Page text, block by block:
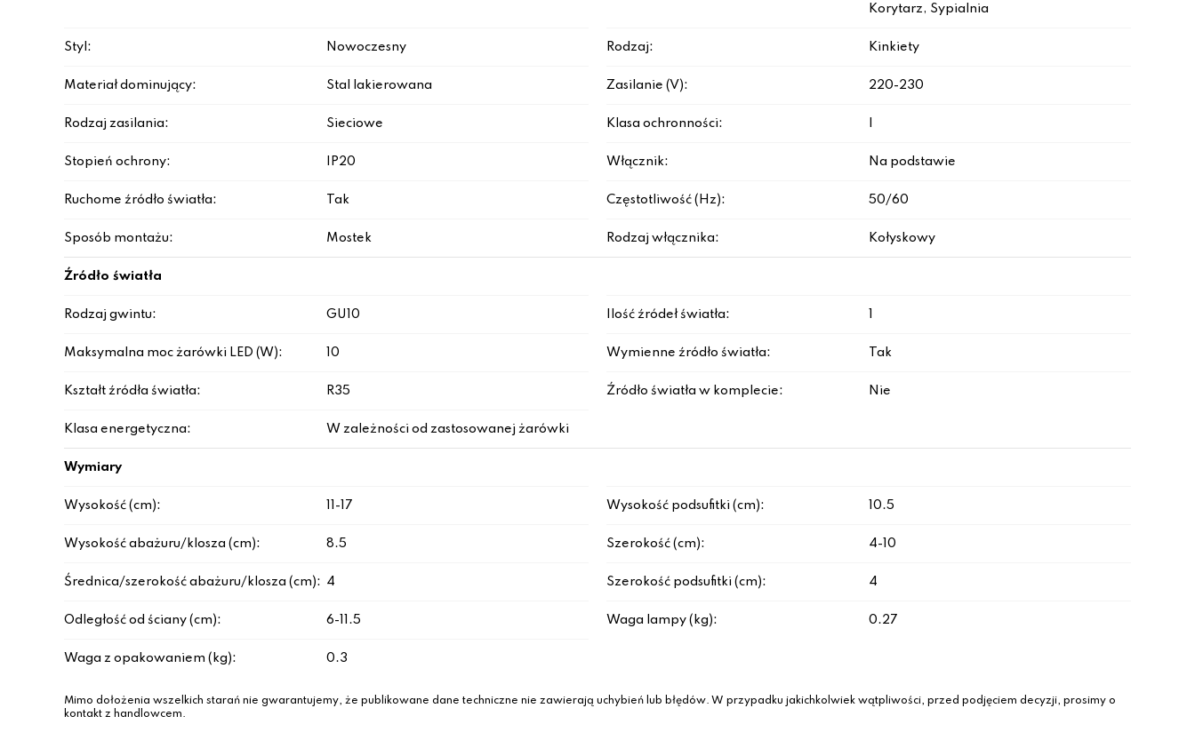
Korytarz, Sypialnia
Styl: Nowoczesny Rodzaj: Kinkiety
Materiał dominujący: Stal lakierowana Zasilanie (V): 220-230
Rodzaj zasilania: Sieciowe Klasa ochronności:
Stopień ochrony: IP20 Włącznik: Na podstawie
Ruchome źródło światła: Tak Częstotliwość (Hz): 50/60
Sposób montażu: Mostek Rodzaj włącznika: Kołyskowy
Źródło światła
Rodzaj gwintu: GU10 Ilość źródeł światła:
Maksymalna moc żarówki LED (W): 10 Wymienne źródło światła: Tak
Kształt źródła światła: R35 Źródło światła w komplecie: Nie
Klasa energetyczna: W zależności od zastosowanej żarówki
Wymiary
Wysokość (cm): 11-17 Wysokość podsufitki (cm): 10.5
Wysokość abażuru/klosza (cm): 8.5 Szerokość (cm): 4-10
Średnica/szerokość abażuru/klosza (cm): 4 Szerokość podsufitki (cm): 4
Odległość od ściany (cm): 6-11.5 Waga lampy (kg): 0.27
Waga z opakowaniem (kg): 0.3
Mimo dołożenia wszelkich starań nie gwarantujemy, że publikowane dane techniczne nie zawierają uchybień lub błędów. W przypadku jakichkolwiek wątpliwości, przed podjęciem decyzji, prosimy o
kontakt z handlowcem.